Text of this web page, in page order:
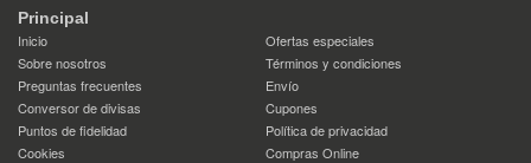
Principal
Inicio
Ofertas especiales
Sobre nosotros
Términos y condiciones
Preguntas frecuentes
Envío
Conversor de divisas
Cupones
Puntos de fidelidad
Política de privacidad
Cookies
Compras Online